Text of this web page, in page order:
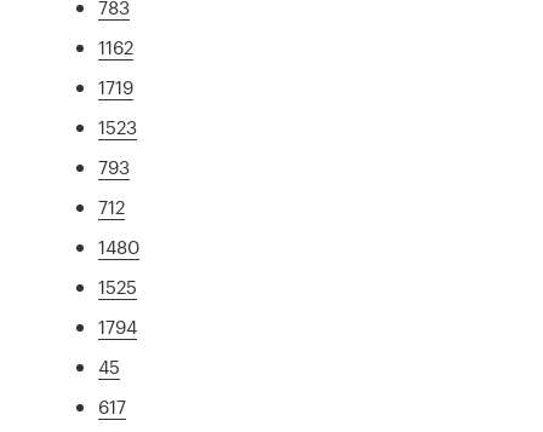
783
1162
1719
1523
793
712
1480
1525
1794
45
617